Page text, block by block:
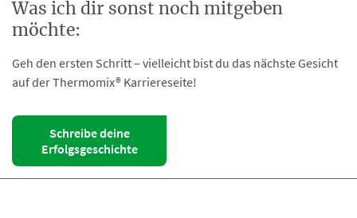
Was ich dir sonst noch mitgeben
möchte:
Geh den ersten Schritt – vielleicht bist du das nächste Gesicht
auf der Thermomix® Karriereseite!
Schreibe deine
Erfolgsgeschichte